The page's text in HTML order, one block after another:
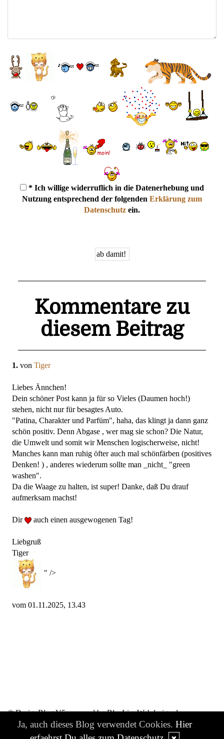
* Ich willige widerruflich in die Datenerhebung und
Nutzung entsprechend der folgenden Erklärung zum
Datenschutz ein.
Kommentare zu
diesem Beitrag
1. von Tiger
Liebes Ännchen!
Dein schöner Post kann ja für so Vieles (Daumen hoch!)
stehen, nicht nur für besagtes Auto.
"Patina, Charakter und Parfüm", haha, das klingt ja dann ganz
schön positiv. Denn Abgase , wer mag sie schon? Die Natur,
die Umwelt und somit wir Menschen logischerweise, nicht!
Manches kann man ruhig öfter auch mal schönfärben (positives
Denken! ) , anderes wiederum sollte man _nicht_ "green
washen".
Da die Waage zu halten, ist super! Danke, daß Du drauf
aufmerksam machst!
Dir auch einen ausgewogenen Tag!
Liebgruß
Tiger
" />
vom 01.11.2025, 13.43
© DesignBlog V5 powered by BlueLionWebdesign.de
Ja, auch dieses Blog verwendet Cookies. Hier